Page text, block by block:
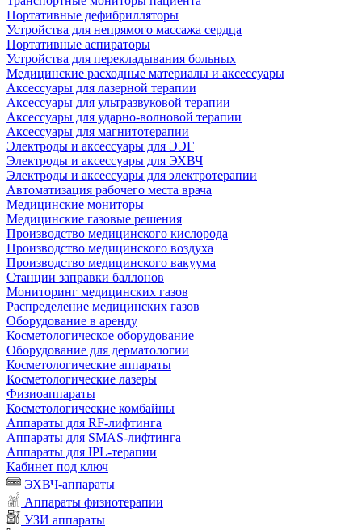
Портативные дефибрилляторы
Устройства для непрямого массажа сердца
Портативные аспираторы
Устройства для перекладывания больных
Медицинские расходные материалы и аксессуары
Аксессуары для лазерной терапии
Аксессуары для ультразвуковой терапии
Аксессуары для ударно-волновой терапии
Аксессуары для магнитотерапии
Электроды и аксессуары для ЭЭГ
Электроды и аксессуары для ЭХВЧ
Электроды и аксессуары для электротерапии
Автоматизация рабочего места врача
Медицинские мониторы
Медицинские газовые решения
Производство медицинского кислорода
Производство медицинского воздуха
Производство медицинского вакуума
Станции заправки баллонов
Мониторинг медицинских газов
Распределение медицинских газов
Оборудование в аренду
Косметологическое оборудование
Оборудование для дерматологии
Косметологические аппараты
Косметологические лазеры
Физиоаппараты
Косметологические комбайны
Аппараты для RF-лифтинга
Аппараты для SMAS-лифтинга
Аппараты для IPL-терапии
Кабинет под ключ
ЭХВЧ-аппараты
Аппараты физиотерапии
УЗИ аппараты